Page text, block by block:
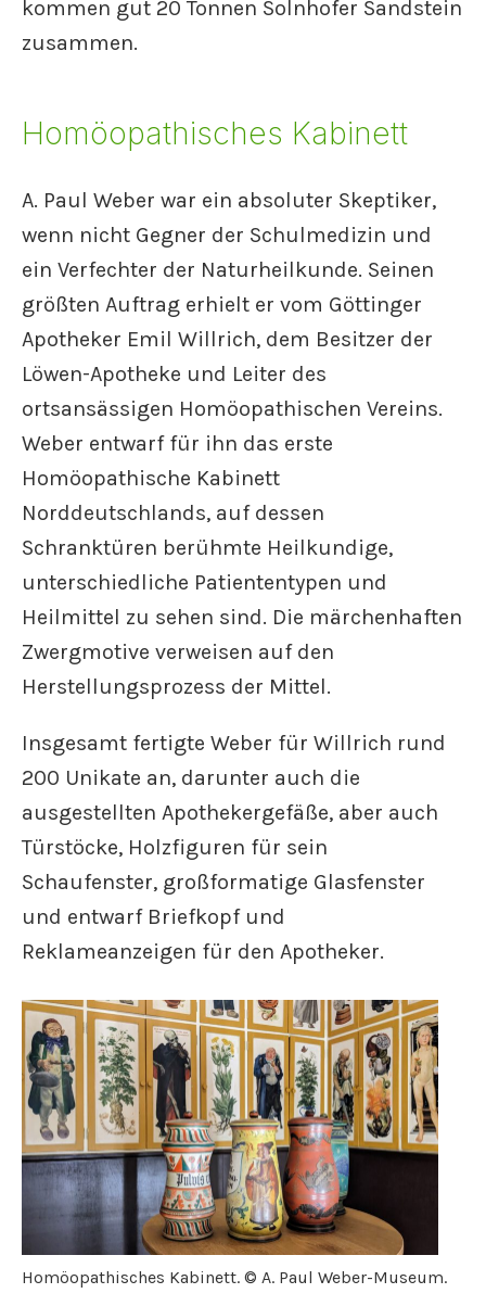
kommen gut 20 Tonnen Solnhofer Sandstein
zusammen.
Homöopathisches Kabinett
A. Paul Weber war ein absoluter Skeptiker,
wenn nicht Gegner der Schulmedizin und
ein Verfechter der Naturheilkunde. Seinen
größten Auftrag erhielt er vom Göttinger
Apotheker Emil Willrich, dem Besitzer der
Löwen-Apotheke und Leiter des
ortsansässigen Homöopathischen Vereins.
Weber entwarf für ihn das erste
Homöopathische Kabinett
Norddeutschlands, auf dessen
Schranktüren berühmte Heilkundige,
unterschiedliche Patiententypen und
Heilmittel zu sehen sind. Die märchenhaften
Zwergmotive verweisen auf den
Herstellungsprozess der Mittel.
Insgesamt fertigte Weber für Willrich rund
200 Unikate an, darunter auch die
ausgestellten Apothekergefäße, aber auch
Türstöcke, Holzfiguren für sein
Schaufenster, großformatige Glasfenster
und entwarf Briefkopf und
Reklameanzeigen für den Apotheker.
Homöopathisches Kabinett. © A. Paul Weber-Museum.